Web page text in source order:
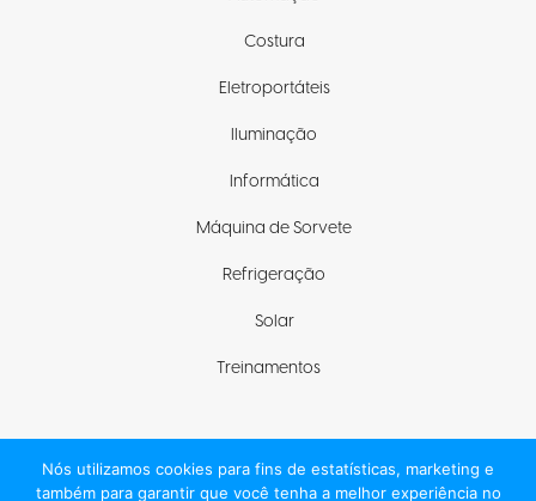
Costura
Eletroportáteis
Iluminação
Informática
Máquina de Sorvete
Refrigeração
Solar
Treinamentos
Fique com a gente
Nós utilizamos cookies para fins de estatísticas, marketing e
também para garantir que você tenha a melhor experiência no